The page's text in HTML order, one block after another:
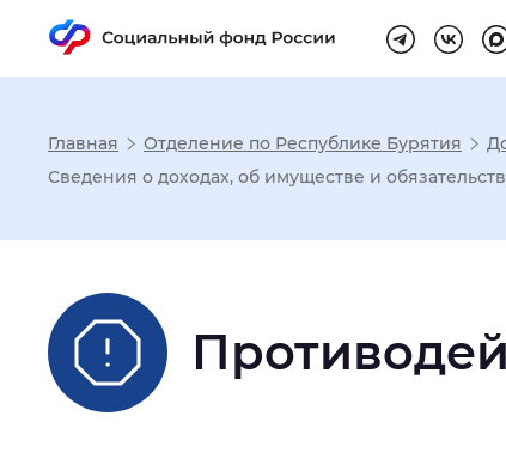
Настройка
Шрифт: Без засечек
Главная Отделение по Республике Бурятия
Сведения о доходах, об имуществе и